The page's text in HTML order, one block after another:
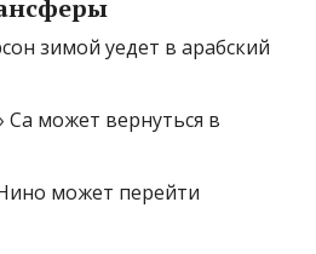
зимой уедет в арабский
Са может вернуться в
может перейти